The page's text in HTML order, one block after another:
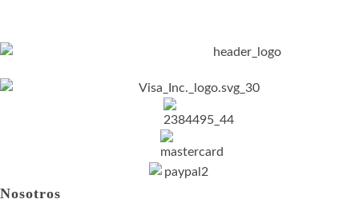
Nosotros